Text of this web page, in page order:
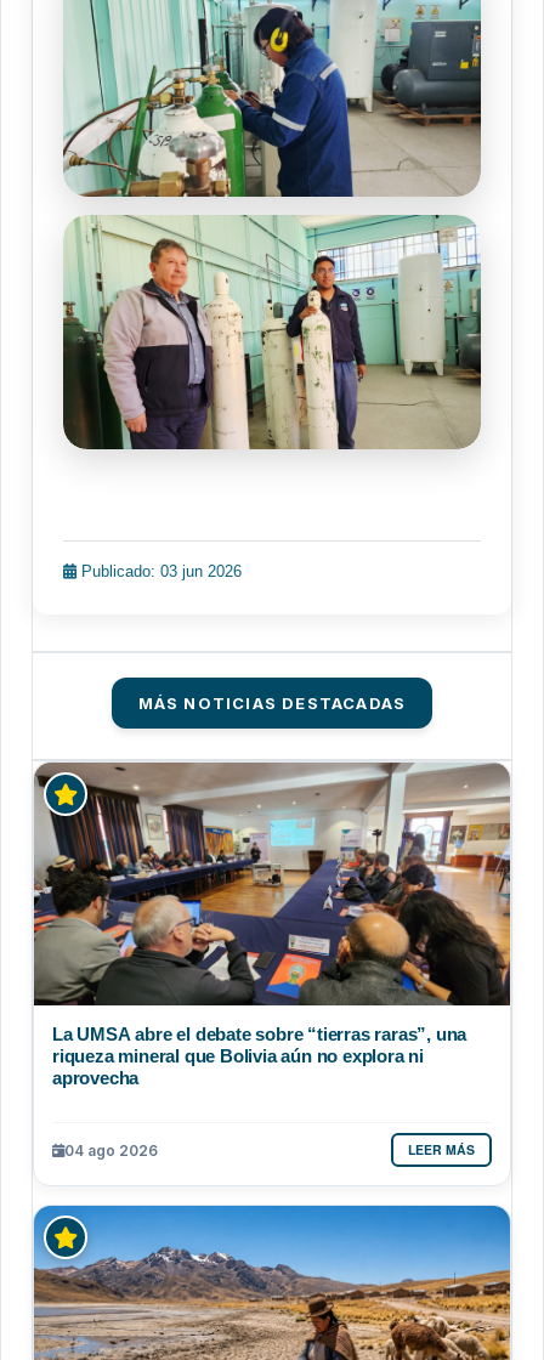
Publicado: 03 jun 2026
MÁS NOTICIAS DESTACADAS
La UMSA abre el debate sobre “tierras raras”, una
riqueza mineral que Bolivia aún no explora ni
aprovecha
04 ago 2026 LEER MÁS